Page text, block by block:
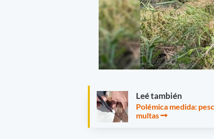
Leé también
Polémica medida:
multas